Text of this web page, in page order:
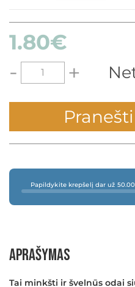
1.80€
- +
Papildykite krepšelį dar už
Aprašymas
Tai minkšti ir švelnūs odai